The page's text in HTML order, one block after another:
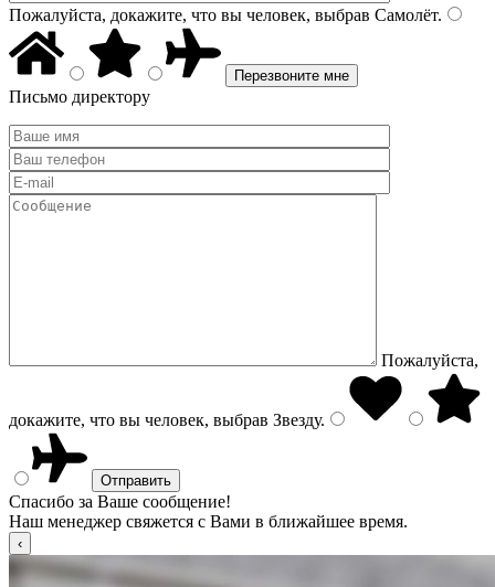
Пожалуйста, докажите, что вы человек, выбрав Самолёт.
Письмо директору
Пожалуйста,
докажите, что вы человек, выбрав Звезду.
Спасибо за Ваше сообщение!
Наш менеджер свяжется с Вами в ближайшее время.